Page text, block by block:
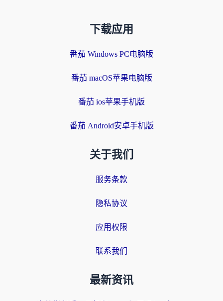
下载应用
番茄 Windows PC电脑版
番茄 macOS苹果电脑版
番茄 ios苹果手机版
番茄 Android安卓手机版
关于我们
服务条款
隐私协议
应用权限
联系我们
最新资讯